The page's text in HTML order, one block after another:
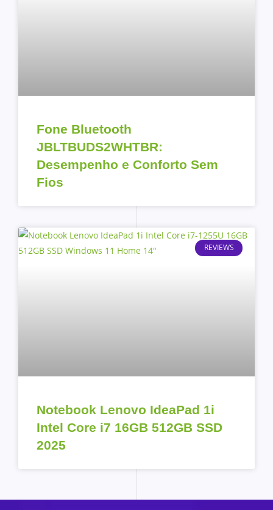
Fone Bluetooth
JBLTBUDS2WHTBR:
Desempenho e Conforto Sem
Fios
REVIEWS
Notebook Lenovo IdeaPad 1i
Intel Core i7 16GB 512GB SSD
2025